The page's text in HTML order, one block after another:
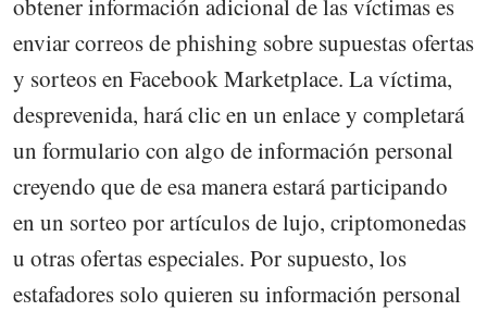
enviar correos de phishing sobre supuestas ofertas
y sorteos en Facebook Marketplace. La víctima,
desprevenida, hará clic en un enlace y completará
un formulario con algo de información personal
creyendo que de esa manera estará participando
en un sorteo por artículos de lujo, criptomonedas
u otras ofertas especiales. Por supuesto, los
estafadores solo quieren su información personal